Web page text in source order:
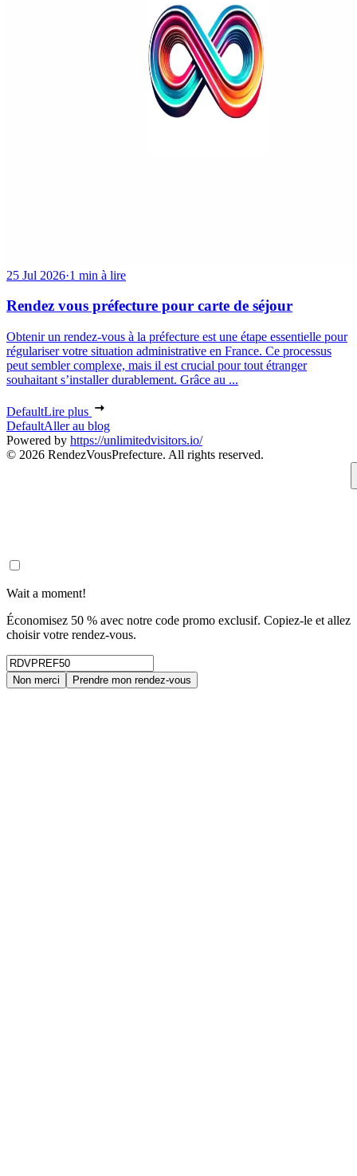
25 Jul 2026·1 min à lire
Rendez vous préfecture pour carte de séjour
Obtenir un rendez-vous à la préfecture est une étape essentielle pour
régulariser votre situation administrative en France. Ce processus
peut sembler complexe, mais il est crucial pour tout étranger
souhaitant s’installer durablement. Grâce au ...
DefaultLire plus
DefaultAller au blog
Powered by https://unlimitedvisitors.io/
© 2026 RendezVousPrefecture. All rights reserved.
Wait a moment!
Économisez 50 % avec notre code promo exclusif. Copiez-le et allez
choisir votre rendez-vous.
Non merci Prendre mon rendez-vous